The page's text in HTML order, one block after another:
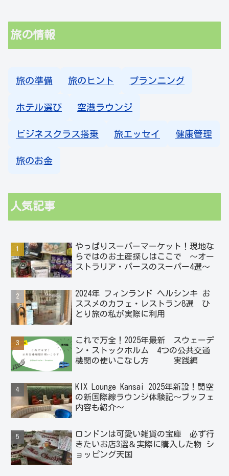
旅の情報
旅の準備 旅のヒント プランニング
ホテル選び 空港ラウンジ
ビジネスクラス搭乗 旅エッセイ 健康管理
旅のお金
人気記事
やっぱりスーパーマーケット！現地な
らではのお土産探しはここで ～オー
ストラリア・パースのスーパー4選～
2024年 フィンランド ヘルシンキ お
ススメのカフェ・レストラン8選 ひ
とり旅の私が実際に利用
これで万全！2025年最新 スウェーデ
ン・ストックホルム 4つの公共交通
機関の使いこなし方 実践編
KIX Lounge Kansai 2025年新設！関空
の新国際線ラウンジ体験記～ブッフェ
内容も紹介～
ロンドンは可愛い雑貨の宝庫 必ず行
きたいお店3選＆実際に購入した物 シ
ョッピング天国